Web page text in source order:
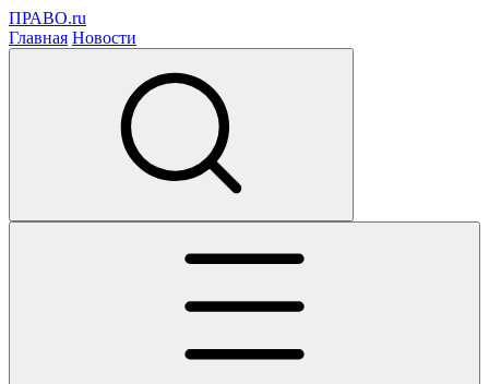
ПРАВО.ru
Главная Новости